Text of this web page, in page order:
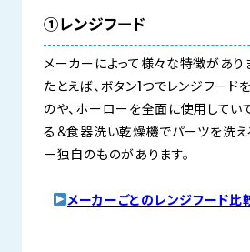
①レンジフード
メーカーによって様々な特徴があり
たとえば、ボタン1つでレンジフード
のや、ホーローを全面に使用してい
る＆食器洗い乾燥機でパーツを洗え
ー独自のものがあります。
メーカーごとのレンジフード比